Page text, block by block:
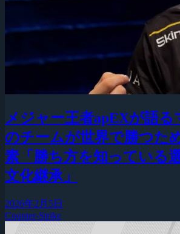
メジャー王者apEXが語る
のチームが世界で勝つた
素「勝ち方を知っている
文化継承」
2026年2月5日
Counter-Strike